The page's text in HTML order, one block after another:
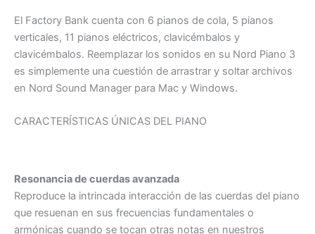
El Factory Bank cuenta con 6 pianos de cola, 5 pianos
verticales, 11 pianos eléctricos, clavicémbalos y
clavicémbalos. Reemplazar los sonidos en su Nord Piano 3
es simplemente una cuestión de arrastrar y soltar archivos
en Nord Sound Manager para Mac y Windows.
CARACTERÍSTICAS ÚNICAS DEL PIANO
Resonancia de cuerdas avanzada
Reproduce la intrincada interacción de las cuerdas del piano
que resuenan en sus frecuencias fundamentales o
armónicas cuando se tocan otras notas en nuestros